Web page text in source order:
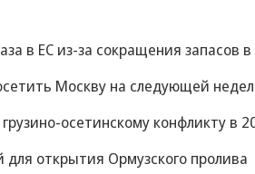
в ЕС из-за сокращения запасов
Москву на следующей
осетинскому конфликту в
открытия Ормузского пролива